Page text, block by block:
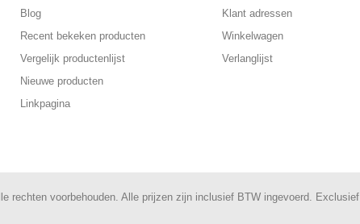
Blog
Recent bekeken producten
Vergelijk productenlijst
Nieuwe producten
Linkpagina
Klant adressen
Winkelwagen
Verlanglijst
rechten voorbehouden. Alle prijzen zijn inclusief BTW ingevoerd. Exclusief